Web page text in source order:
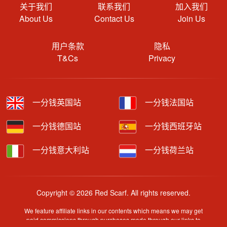
关于我们
About Us
联系我们
Contact Us
加入我们
Join Us
用户条款
T&Cs
隐私
Privacy
一分钱英国站 一分钱法国站
一分钱德国站 一分钱西班牙站
一分钱意大利站 一分钱荷兰站
Copyright © 2026 Red Scarf. All rights reserved.
We feature affiliate links in our contents which means we may get
paid commissions through purchases made through our links to